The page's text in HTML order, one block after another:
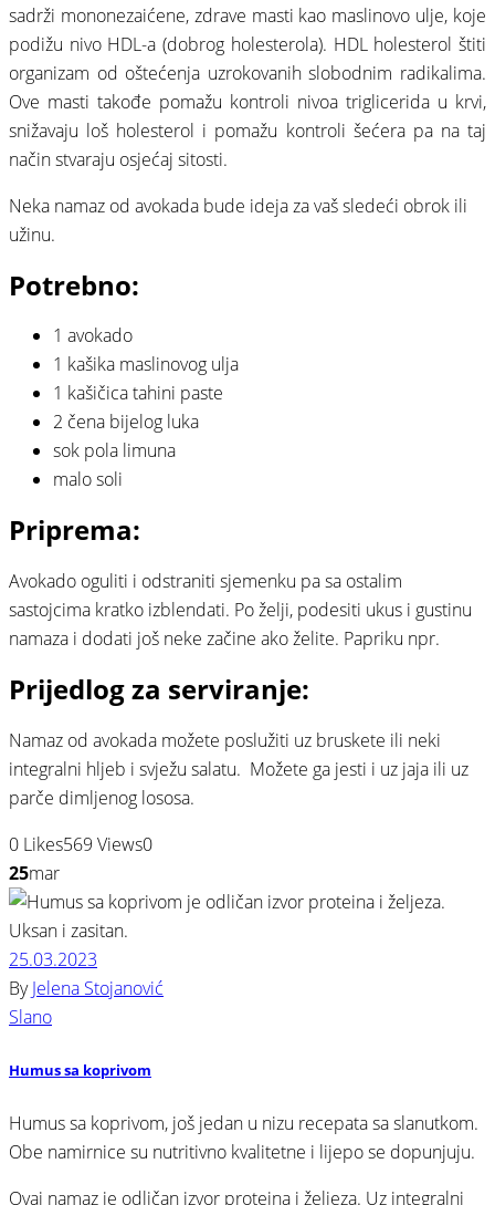
sadrži mononezaićene, zdrave masti kao maslinovo ulje, koje
podižu nivo HDL-a (dobrog holesterola). HDL holesterol štiti
organizam od oštećenja uzrokovanih slobodnim radikalima.
Ove masti takođe pomažu kontroli nivoa triglicerida u krvi,
snižavaju loš holesterol i pomažu kontroli šećera pa na taj
način stvaraju osjećaj sitosti.
Neka namaz od avokada bude ideja za vaš sledeći obrok ili
užinu.
Potrebno:
1 avokado
1 kašika maslinovog ulja
1 kašičica tahini paste
2 čena bijelog luka
sok pola limuna
malo soli
Priprema:
Avokado oguliti i odstraniti sjemenku pa sa ostalim
sastojcima kratko izblendati. Po želji, podesiti ukus i gustinu
namaza i dodati još neke začine ako želite. Papriku npr.
Prijedlog za serviranje:
Namaz od avokada možete poslužiti uz bruskete ili neki
integralni hljeb i svježu salatu. Možete ga jesti i uz jaja ili uz
parče dimljenog lososa.
0 Likes569 Views0
25mar
25.03.2023
ByJelena Stojanović
Slano
Humus sa koprivom
Humus sa koprivom, još jedan u nizu recepata sa slanutkom.
Obe namirnice su nutritivno kvalitetne i lijepo se dopunjuju.
Ovaj namaz je odličan izvor proteina i željeza. Uz integralni